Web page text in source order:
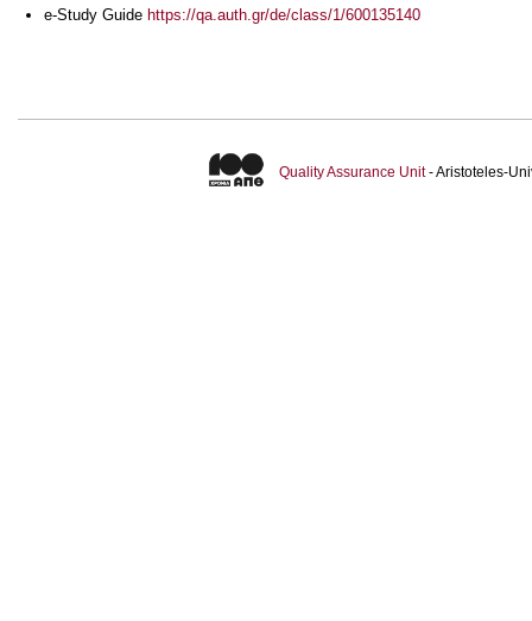
e-Study Guide https://qa.auth.gr/de/class/1/600135140
Quality Assurance Unit- Aristoteles-